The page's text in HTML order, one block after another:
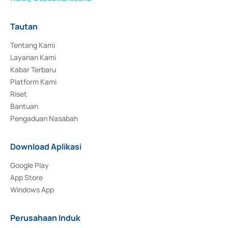
Tautan
Tentang Kami
Layanan Kami
Kabar Terbaru
Platform Kami
Riset
Bantuan
Pengaduan Nasabah
Download Aplikasi
Google Play
App Store
Windows App
Perusahaan Induk